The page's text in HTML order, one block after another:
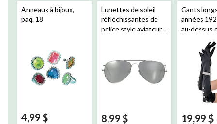
Anneaux à bijoux,
paq. 18
4,99 $
Lunettes de soleil
réfléchissantes de
police style aviateur,
pour l'Halloween
8,99 $
Gants
années
au-dessus
pierres du
adulte,
unique,
costume à
pour
19,99 $